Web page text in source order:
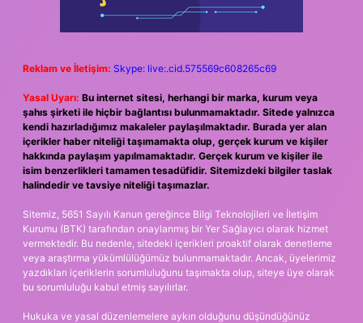
Reklam ve İletişim: Skype: live:.cid.575569c608265c69
Yasal Uyarı: Bu internet sitesi, herhangi bir marka, kurum veya
şahıs şirketi ile hiçbir bağlantısı bulunmamaktadır. Sitede yalnızca
kendi hazırladığımız makaleler paylaşılmaktadır. Burada yer alan
içerikler haber niteliği taşımamakta olup, gerçek kurum ve kişiler
hakkında paylaşım yapılmamaktadır. Gerçek kurum ve kişiler ile
isim benzerlikleri tamamen tesadüfidir. Sitemizdeki bilgiler taslak
halindedir ve tavsiye niteliği taşımazlar.
Sitemiz, 5651 Sayılı Kanun gereğince Bilgi Teknolojileri ve İletişim
Kurumu (BTK) tarafından onaylanmış bir Yer Sağlayıcı olarak hizmet
vermektedir. Bu nedenle, sitedeki içerikleri proaktif olarak denetleme
veya araştırma yükümlülüğümüz bulunmamaktadır. Ancak, üyelerimiz
yazdıkları içeriklerin sorumluluğunu taşımakta olup, siteye üye olarak
bu sorumluluğu kabul etmiş sayılırlar.
Hukuka ve yasal düzenlemelere aykırı olduğunu düşündüğünüz